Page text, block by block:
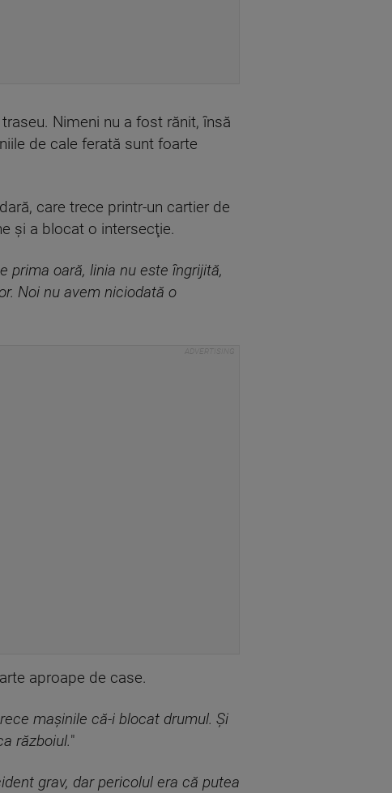
Nimeni nu a fost rănit, însă
de cale ferată sunt foarte
care trece printr-un cartier de
şi a blocat o intersecţie.
prima oară, linia nu este îngrijită,
Noi nu avem niciodată o
aproape de case.
maşinile că-i blocat drumul. Și
războiul."
grav, dar pericolul era că putea